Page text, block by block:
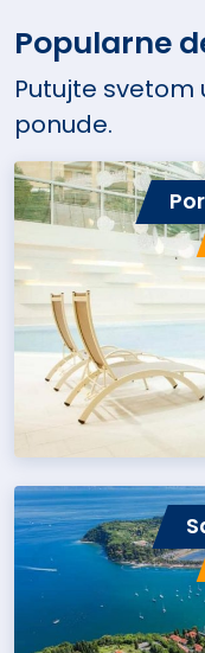
Popularne
Putujte svetom
ponude.